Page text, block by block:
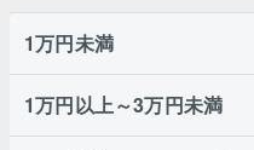
1万円未満
1万円以上～3万円未満